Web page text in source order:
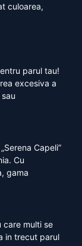
culoarea,
parul tau!
excesiva a
Capeli”
Cu
gama
care multi se
in trecut parul